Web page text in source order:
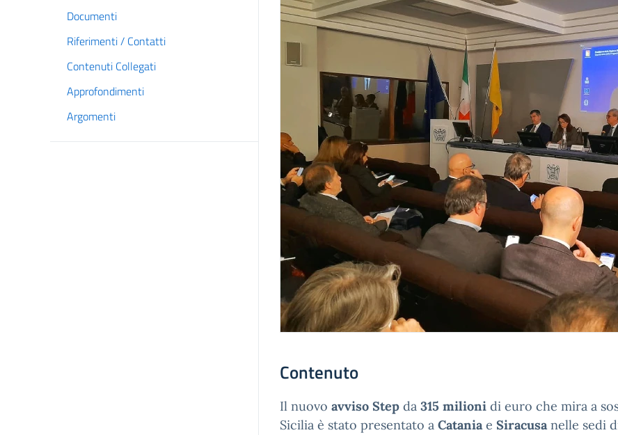
Documenti
Riferimenti / Contatti
Contenuti Collegati
Approfondimenti
Argomenti
Contenuto
Il nuovo avviso Step da 315 milioni di euro che mira a
Sicilia è stato presentato a Cataniae Siracusanelle sedi